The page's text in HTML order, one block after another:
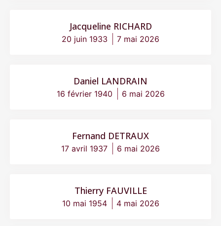
Jacqueline RICHARD
20 juin 1933 7 mai 2026
Daniel LANDRAIN
16 février 1940 6 mai 2026
Fernand DETRAUX
17 avril 1937 6 mai 2026
Thierry FAUVILLE
10 mai 1954 4 mai 2026